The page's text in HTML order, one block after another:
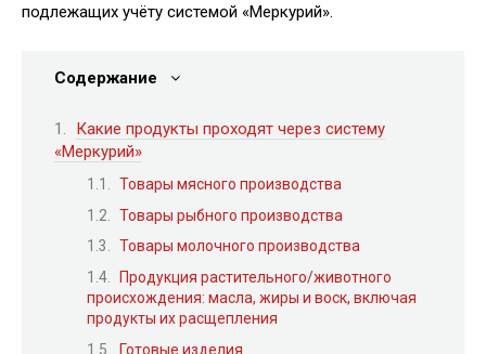
подлежащих учёту системой «Меркурий».
Содержание
Какие продукты проходят через систему
«Меркурий»
Товары мясного производства
Товары рыбного производства
Товары молочного производства
Продукция растительного/животного
происхождения: масла, жиры и воск, включая
продукты их расщепления
Готовые изделия